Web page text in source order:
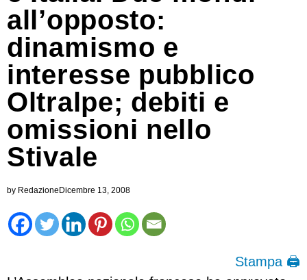
all’opposto:
dinamismo e
interesse pubblico
Oltralpe; debiti e
omissioni nello
Stivale
by RedazioneDicembre 13, 2008
Stampa 🖨